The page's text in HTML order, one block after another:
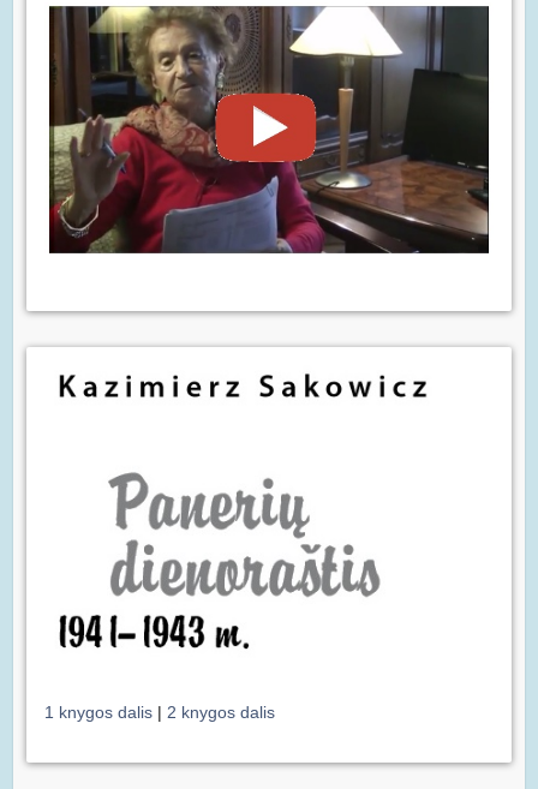
1 knygos dalis | 2 knygos dalis